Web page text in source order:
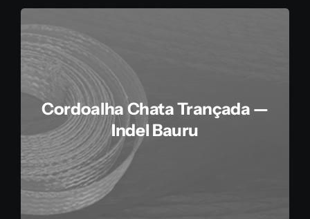
Cordoalha Chata Trançada —
Indel Bauru